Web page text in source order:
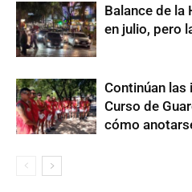
Balance de la
en julio, pero
Continúan las
Curso de
cómo